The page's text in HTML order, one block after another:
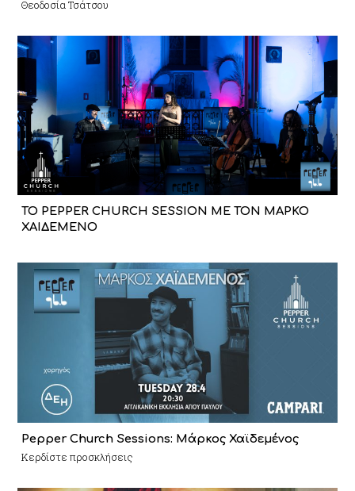
Θεοδοσία Τσάτσου
ΤΟ PEPPER CHURCH SESSION ΜΕ ΤΟΝ ΜΑΡΚΟ
ΧΑΙΔΕΜΕΝΟ
Pepper Church Sessions: Μάρκος Χαϊδεμένος
Κερδίστε προσκλήσεις